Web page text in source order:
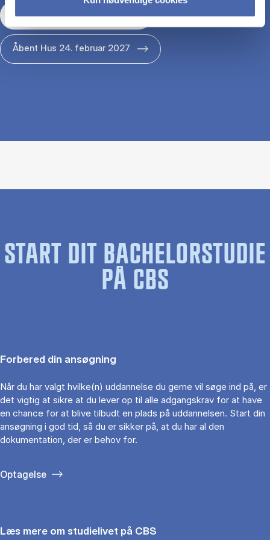
Åbent Hus 29. januar 2027
Åbent Hus 24. februar 2027
START DIT BACHELORSTUDIE
PÅ CBS
Forbered din ansøgning
Når du har valgt hvilke(n) uddannelse du gerne vil søge ind på, er
det vigtig at sikre at du lever op til alle adgangskrav for at have
en chance for at blive tilbudt en plads på uddannelsen. Start din
ansøgning i god tid, så du er sikker på, at du har al den
dokumentation, der er behov for.
Optagelse
Læs mere om studielivet på CBS